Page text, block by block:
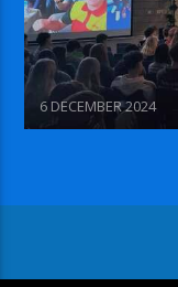
6 DECEMBER 2024